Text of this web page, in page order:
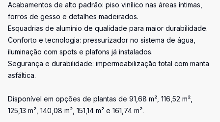
Acabamentos de alto padrão: piso vinílico nas áreas íntimas,
forros de gesso e detalhes madeirados.
Esquadrias de alumínio de qualidade para maior durabilidade.
Conforto e tecnologia: pressurizador no sistema de água,
iluminação com spots e plafons já instalados.
Segurança e durabilidade: impermeabilização total com manta
asfáltica.
Disponível em opções de plantas de 91,68 m², 116,52 m²,
125,13 m², 140,08 m², 151,14 m² e 161,74 m².